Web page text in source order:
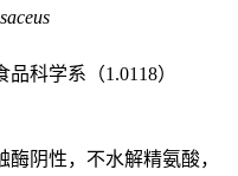
科学系（1.0118）
阴性，不水解精氨酸，